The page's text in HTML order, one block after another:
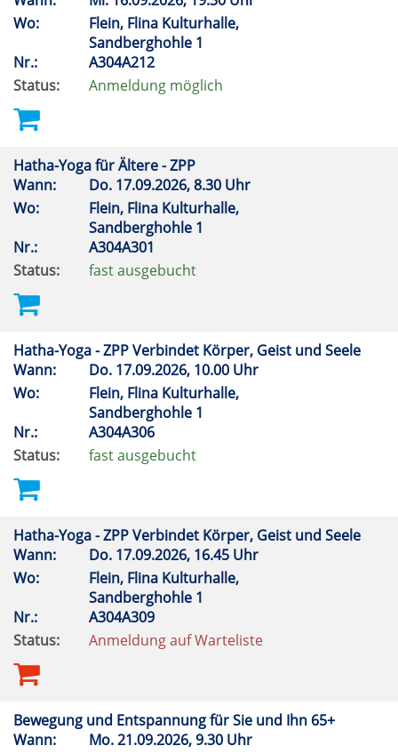
Wo:
Flein, Flina Kulturhalle,
Sandberghohle 1
Nr.:
A304A212
Status:
Anmeldung möglich
Hatha-Yoga für Ältere - ZPP
Wann:
Do. 17.09.2026, 8.30 Uhr
Wo:
Flein, Flina Kulturhalle,
Sandberghohle 1
Nr.:
A304A301
Status:
fast ausgebucht
Hatha-Yoga - ZPP Verbindet Körper, Geist und Seele
Wann:
Do. 17.09.2026, 10.00 Uhr
Wo:
Flein, Flina Kulturhalle,
Sandberghohle 1
Nr.:
A304A306
Status:
fast ausgebucht
Hatha-Yoga - ZPP Verbindet Körper, Geist und Seele
Wann:
Do. 17.09.2026, 16.45 Uhr
Wo:
Flein, Flina Kulturhalle,
Sandberghohle 1
Nr.:
A304A309
Status:
Anmeldung auf Warteliste
Bewegung und Entspannung für Sie und Ihn 65+
Wann:
Mo.21.09.2026, 9.30 Uhr